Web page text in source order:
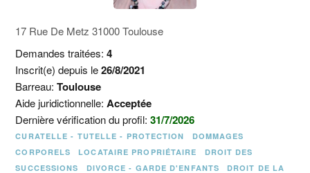
17 Rue De Metz 31000 Toulouse
Demandes traitées:4
Inscrit(e) depuis le26/8/2021
Barreau:Toulouse
Aide juridictionnelle:Acceptée
Dernière vérification du profil:31/7/2026
CURATELLE - TUTELLE - PROTECTION
DOMMAGES
CORPORELS
LOCATAIRE PROPRIÉTAIRE
DROIT DES
SUCCESSIONS
DIVORCE - GARDE D'ENFANTS
DROIT DE LA